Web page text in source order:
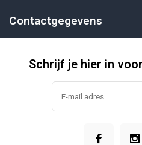
Contactgegevens
Schrijf je hier in